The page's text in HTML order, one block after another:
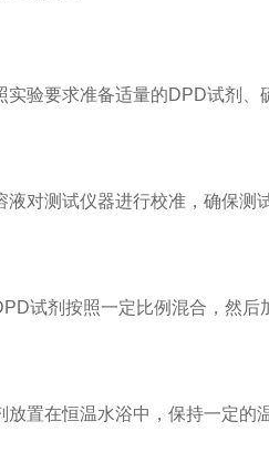
要求准备适量的DPD试剂、
测试仪器进行校准，确保测试
试剂按照一定比例混合，然后
在恒温水浴中，保持一定的温